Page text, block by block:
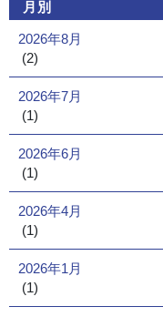
月別
2026年8月
(2)
2026年7月
(1)
2026年6月
(1)
2026年4月
(1)
2026年1月
(1)